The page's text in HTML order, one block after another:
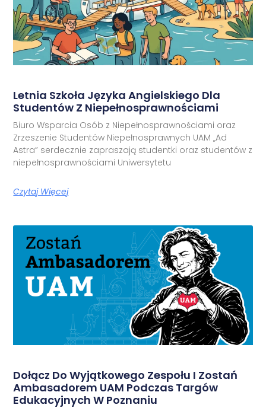
Letnia Szkoła Języka Angielskiego Dla
Studentów Z Niepełnosprawnościami
Biuro Wsparcia Osób z Niepełnosprawnościami oraz
Zrzeszenie Studentów Niepełnosprawnych UAM „Ad
Astra” serdecznie zapraszają studentki oraz studentów z
niepełnosprawnościami Uniwersytetu
Czytaj Więcej
Dołącz Do Wyjątkowego Zespołu I Zostań
Ambasadorem UAM Podczas Targów
Edukacyjnych W Poznaniu